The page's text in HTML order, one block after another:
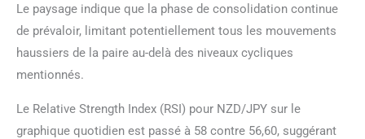
Le paysage indique que la phase de consolidation continue
de prévaloir, limitant potentiellement tous les mouvements
haussiers de la paire au-delà des niveaux cycliques
mentionnés.
Le Relative Strength Index (RSI) pour NZD/JPY sur le
graphique quotidien est passé à 58 contre 56,60, suggérant